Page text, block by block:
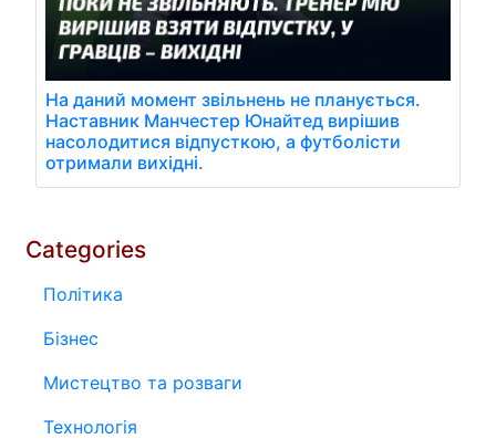
На даний момент звільнень не планується.
Наставник Манчестер Юнайтед вирішив
насолодитися відпусткою, а футболісти
отримали вихідні.
Categories
Політика
Бізнес
Мистецтво та розваги
Технологія